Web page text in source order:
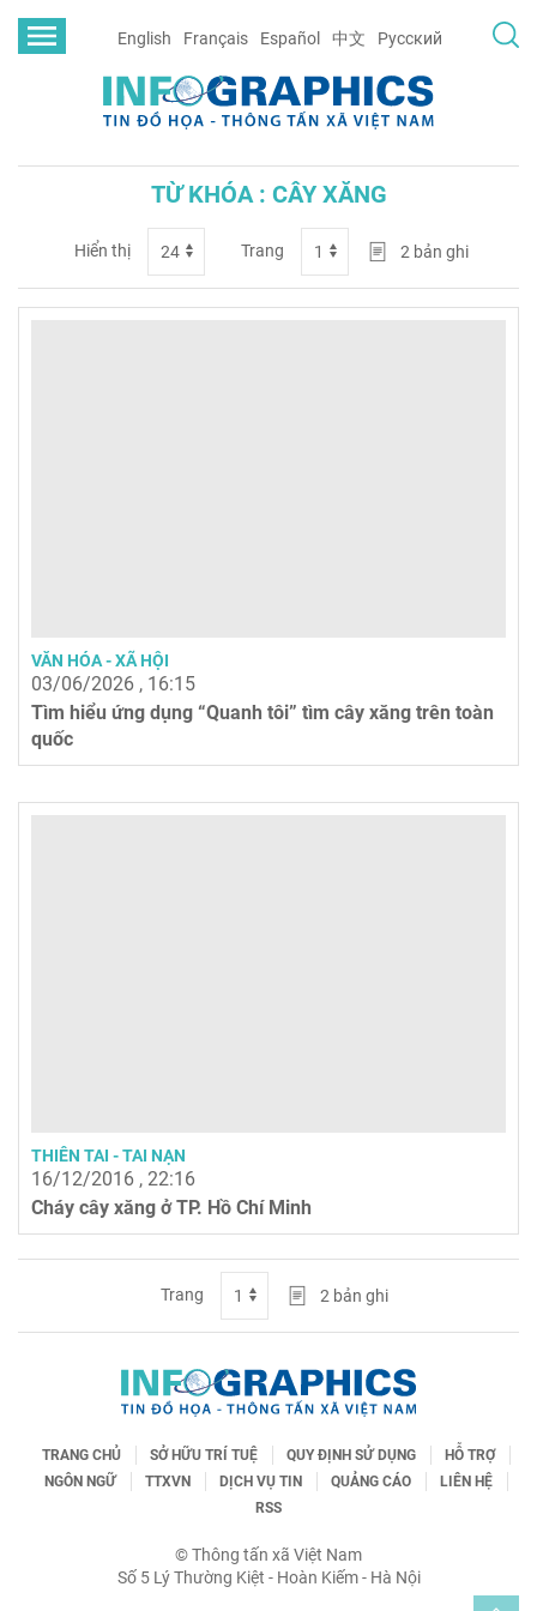
English Français Español 中文 Русский
TỪ KHÓA : CÂY XĂNG
Hiển thị Trang 2 bản ghi
VĂN HÓA - XÃ HỘI
03/06/2026 , 16:15
Tìm hiểu ứng dụng “Quanh tôi” tìm cây xăng trên toàn
quốc
THIÊN TAI - TAI NẠN
16/12/2016 , 22:16
Cháy cây xăng ở TP. Hồ Chí Minh
Trang 2 bản ghi
TRANG CHỦ SỞ HỮU TRÍ TUỆ QUY ĐỊNH SỬ DỤNG
HỖ TRỢ
NGÔN NGỮ
TTXVN DỊCH VỤ TIN QUẢNG CÁO
LIÊN HỆ
RSS
© Thông tấn xã Việt Nam
Số 5 Lý Thường Kiệt - Hoàn Kiếm - Hà Nội